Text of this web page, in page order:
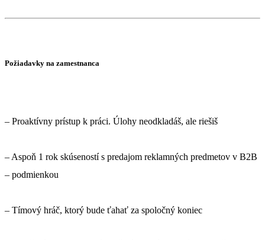
Požiadavky na zamestnanca
– Proaktívny prístup k práci. Úlohy neodkladáš, ale riešiš
– Aspoň 1 rok skúseností s predajom reklamných predmetov v B2B
– podmienkou
– Tímový hráč, ktorý bude ťahať za spoločný koniec